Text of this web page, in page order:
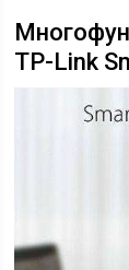
TP-Link